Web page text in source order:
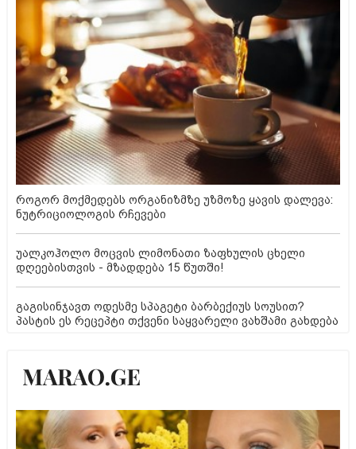
როგორ მოქმედებს ორგანიზმზე უზმოზე ყავის დალევა:
ნუტრიციოლოგის რჩევები
უალკოჰოლო მოცვის ლიმონათი ზაფხულის ცხელი
დღეებისთვის - მზადდება 15 წუთში!
გაგისინჯავთ ოდესმე სპაგეტი ბარბექიუს სოუსით?
პასტის ეს რეცეპტი თქვენი საყვარელი ვახშამი გახდება